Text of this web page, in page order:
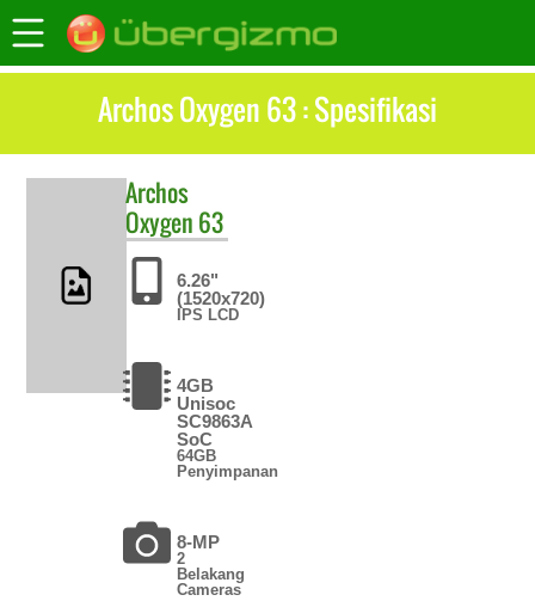
Archos Oxygen 63 : Spesifikasi
Archos
Oxygen 63
6.26"
(1520x720)
IPS LCD
4GB
Unisoc
SC9863A
SoC
64GB
Penyimpanan
8-MP
2
Belakang
Cameras